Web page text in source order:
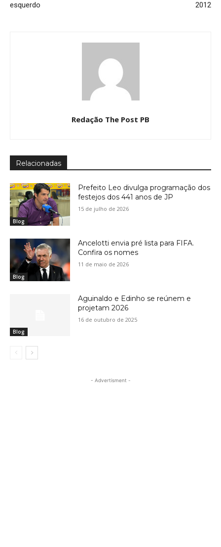
esquerdo
2012
Redação The Post PB
Relacionadas
Blog
Prefeito Leo divulga programação dos
festejos dos 441 anos de JP
15 de julho de 2026
Blog
Ancelotti envia pré lista para FIFA.
Confira os nomes
11 de maio de 2026
Blog
Aguinaldo e Edinho se reúnem e
projetam 2026
16 de outubro de 2025
- Advertisment -